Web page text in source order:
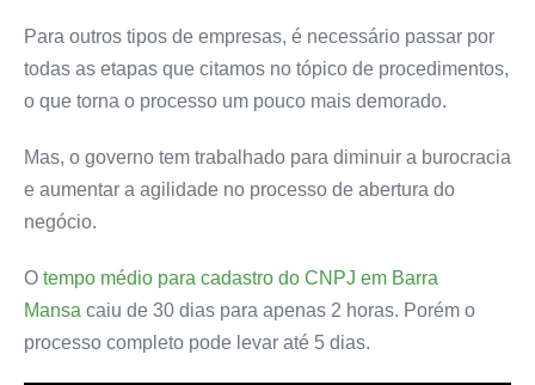
Para outros tipos de empresas, é necessário passar por
todas as etapas que citamos no tópico de procedimentos,
o que torna o processo um pouco mais demorado.
Mas, o governo tem trabalhado para diminuir a burocracia
e aumentar a agilidade no processo de abertura do
negócio.
O tempo médio para cadastro do CNPJ em Barra
Mansa caiu de 30 dias para apenas 2 horas. Porém o
processo completo pode levar até 5 dias.